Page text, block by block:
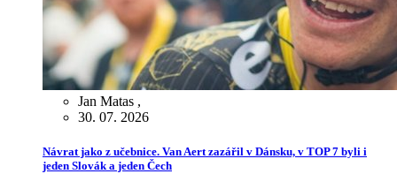
Jan Matas ,
30. 07. 2026
Návrat jako z učebnice. Van Aert zazářil v Dánsku, v TOP 7 byli i
jeden Slovák a jeden Čech